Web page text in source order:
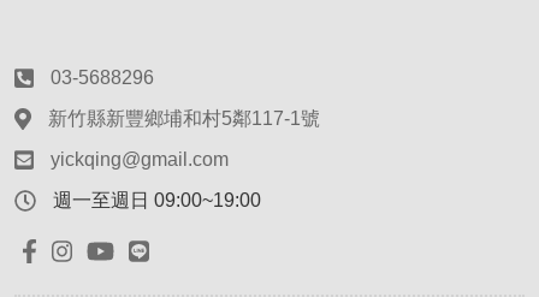
03-5688296
新竹縣新豐鄉埔和村5鄰117-1號
yickqing@gmail.com
週一至週日 09:00~19:00